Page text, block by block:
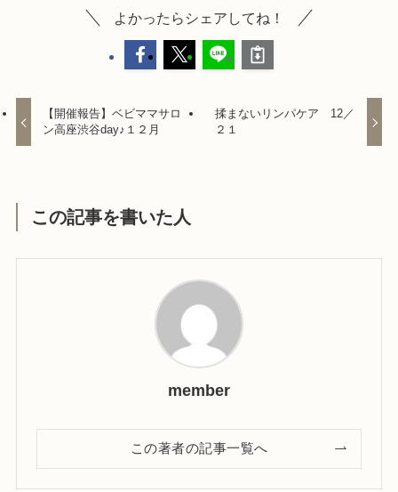
よかったらシェアしてね！
【開催報告】ベビママサロ
ン高座渋谷day♪１２月
揉まないリンパケア 12／
２１
この記事を書いた人
member
この著者の記事一覧へ